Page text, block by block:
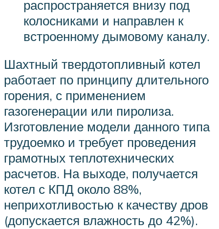
распространяется внизу под
колосниками и направлен к
встроенному дымовому каналу.
Шахтный твердотопливный котел
работает по принципу длительного
горения, с применением
газогенерации или пиролиза.
Изготовление модели данного типа
трудоемко и требует проведения
грамотных теплотехнических
расчетов. На выходе, получается
котел с КПД около 88%,
неприхотливостью к качеству дров
(допускается влажность до 42%).